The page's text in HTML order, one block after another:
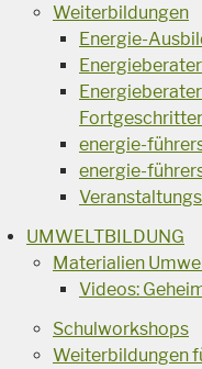
Weiterbildungen
Energie-
energie-
energie-
UMWELTBILDUNG
Materialien
Videos:
Schulworkshops
Weiterbildungen